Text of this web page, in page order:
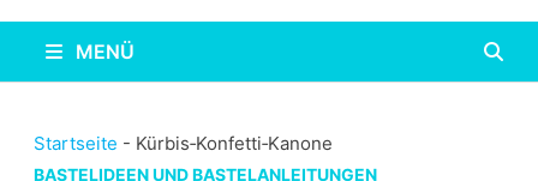
MENÜ
Startseite - Kürbis‑Konfetti‑Kanone
BASTELIDEEN UND BASTELANLEITUNGEN